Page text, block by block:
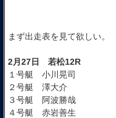
まず出走表を見て欲しい。
2月27日 若松12R
１号艇 小川晃司
２号艇 澤大介
３号艇 阿波勝哉
４号艇 赤岩善生